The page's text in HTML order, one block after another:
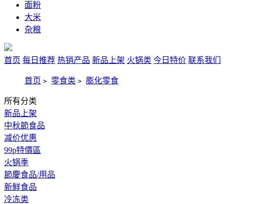
面粉
大米
杂粮
首页 每日推荐 热销产品 新品上架 火锅类 今日特价 联系我们
首页 > 零食类 > 膨化零食
所有分类
新品上架
中秋節食品
减价优惠
99p特價區
火锅季
節慶食品/用品
新鲜食品
冷冻类